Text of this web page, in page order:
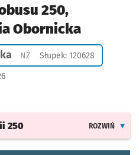
250,
Obornicka
NŻPrzystanek na życzenie
Słupek: 120628
250 ROZWIŃ